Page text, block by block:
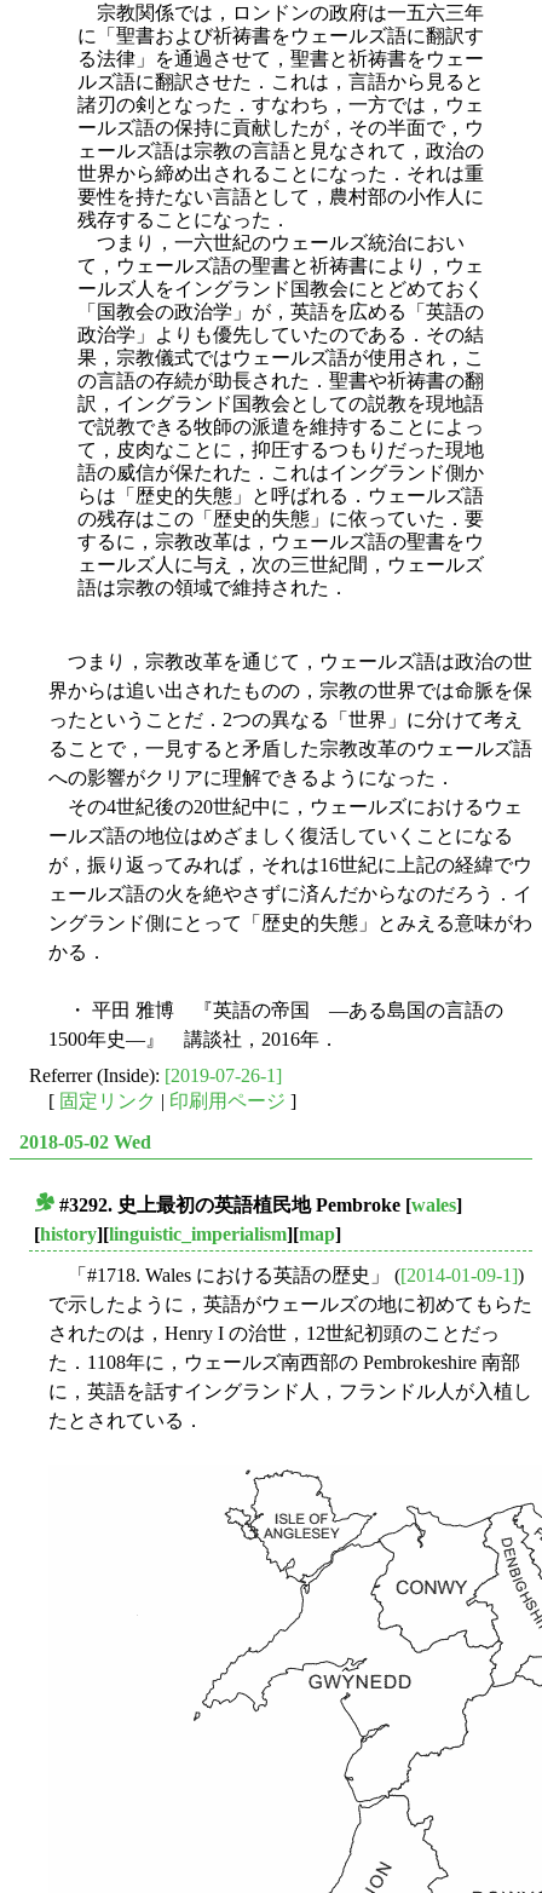
宗教関係では，ロンドンの政府は一五六三年
に「聖書および祈祷書をウェールズ語に翻訳す
る法律」を通過させて，聖書と祈祷書をウェー
ルズ語に翻訳させた．これは，言語から見ると
諸刃の剣となった．すなわち，一方では，ウェ
ールズ語の保持に貢献したが，その半面で，ウ
ェールズ語は宗教の言語と見なされて，政治の
世界から締め出されることになった．それは重
要性を持たない言語として，農村部の小作人に
残存することになった．
つまり，一六世紀のウェールズ統治におい
て，ウェールズ語の聖書と祈祷書により，ウェ
ールズ人をイングランド国教会にとどめておく
「国教会の政治学」が，英語を広める「英語の
政治学」よりも優先していたのである．その結
果，宗教儀式ではウェールズ語が使用され，こ
の言語の存続が助長された．聖書や祈祷書の翻
訳，イングランド国教会としての説教を現地語
で説教できる牧師の派遣を維持することによっ
て，皮肉なことに，抑圧するつもりだった現地
語の威信が保たれた．これはイングランド側か
らは「歴史的失態」と呼ばれる．ウェールズ語
の残存はこの「歴史的失態」に依っていた．要
するに，宗教改革は，ウェールズ語の聖書をウ
ェールズ人に与え，次の三世紀間，ウェールズ
語は宗教の領域で維持された．
つまり，宗教改革を通じて，ウェールズ語は政治の世
界からは追い出されたものの，宗教の世界では命脈を保
ったということだ．2つの異なる「世界」に分けて考え
ることで，一見すると矛盾した宗教改革のウェールズ語
への影響がクリアに理解できるようになった．
その4世紀後の20世紀中に，ウェールズにおけるウェ
ールズ語の地位はめざましく復活していくことになる
が，振り返ってみれば，それは16世紀に上記の経緯でウ
ェールズ語の火を絶やさずに済んだからなのだろう．イ
ングランド側にとって「歴史的失態」とみえる意味がわ
かる．
・ 平田 雅博 『英語の帝国 ―ある島国の言語の
1500年史―』 講談社，2016年．
Referrer (Inside): [2019-07-26-1]
[ 固定リンク | 印刷用ページ ]
2018-05-02 Wed
#3292. 史上最初の英語植民地 Pembroke [wales]
[history][linguistic_imperialism][map]
「#1718. Wales における英語の歴史」 ([2014-01-09-1])
で示したように，英語がウェールズの地に初めてもらた
されたのは，Henry I の治世，12世紀初頭のことだっ
た．1108年に，ウェールズ南西部の Pembrokeshire 南部
に，英語を話すイングランド人，フランドル人が入植し
たとされている．